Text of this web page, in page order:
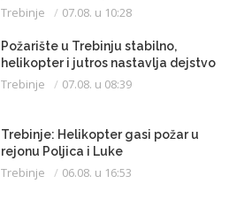
Trebinje 07.08. u 10:28
Požarište u Trebinju stabilno,
helikopter i jutros nastavlja dejstvo
Trebinje 07.08. u 08:39
Trebinje: Helikopter gasi požar u
rejonu Poljica i Luke
Trebinje 06.08. u 16:53